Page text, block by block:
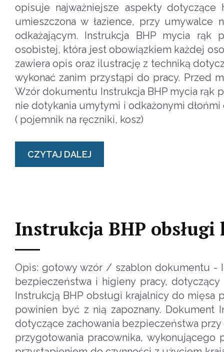
opisuje najważniejsze aspekty
umieszczona w łazience, przy umywalce
odkażającym. Instrukcja BHP mycia rąk
osobistej, która jest obowiązkiem każdej
zawiera opis oraz ilustrację z techniką
wykonać zanim przystąpi do pracy. Przed
Wzór dokumentu Instrukcja BHP mycia rąk
nie dotykania umytymi i odkażonymi
( pojemnik na ręczniki, kosz)
CZYTAJ DALEJ
Instrukcja BHP
Opis: gotowy wzór / szablon dokumentu -
bezpieczeństwa i higieny pracy,
Instrukcją BHP obsługi krajalnicy do
powinien być z nią zapoznany. Dokument
dotyczące zachowania bezpieczeństwa
przygotowania pracownika, wykonującego